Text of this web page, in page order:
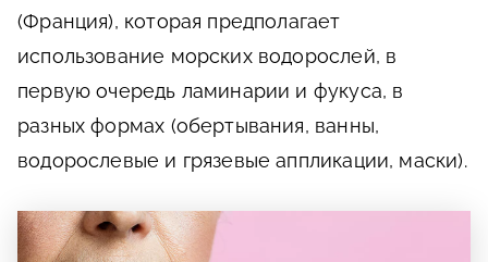
(Франция), которая предполагает
использование морских водорослей, в
первую очередь ламинарии и фукуса, в
разных формах (обертывания, ванны,
водорослевые и грязевые аппликации, маски).